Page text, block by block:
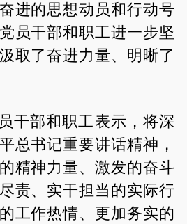
进的思想动员和行动号
员干部和职工进一步坚
取了奋进力量、明晰了
干部和职工表示，将深
总书记重要讲话精神，
精神力量、激发的奋斗
责、实干担当的实际行
工作热情、更加务实的